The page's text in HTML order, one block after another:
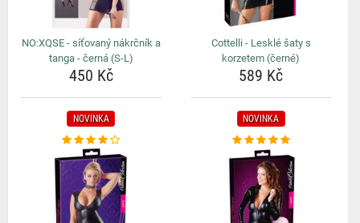
NO:XQSE - síťovaný nákrčník a
tanga - černá (S-L)
450 Kč
Cottelli - Lesklé šaty s
korzetem (černé)
589 Kč
NOVINKA NOVINKA